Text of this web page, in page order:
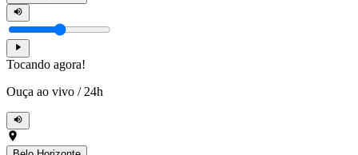
Tocando agora!
Ouça ao vivo / 24h